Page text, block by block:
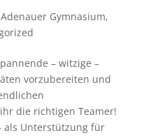
Adenauer Gymnasium,
– witzige –
vorzubereiten und
die richtigen Teamer!
als Unterstützung für